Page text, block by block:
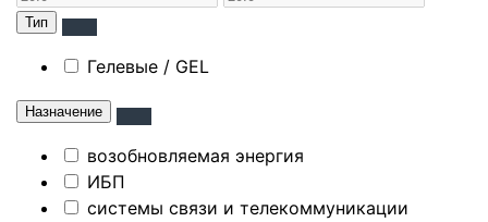
Тип
Гелевые / GEL
Назначение
возобновляемая энергия
ИБП
системы связи и телекоммуникации